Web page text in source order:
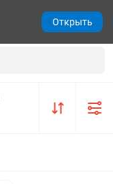
Открыть